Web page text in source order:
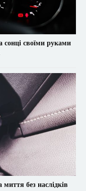
сонці своїми руками
без наслідків